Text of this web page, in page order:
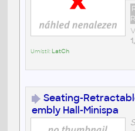
Umístil: LatCh
Seating-
embly Hall-Minispa